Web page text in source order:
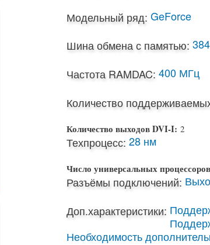
Модельный ряд: GeForce
Шина обмена с памятью:
Частота RAMDAC: 400 МГц
Количество
Количество выходов DVI-I: 2
Техпроцесс: 28 нм
Число универсальных
Разъёмы подключений:
Доп.характеристики:
Необходимость